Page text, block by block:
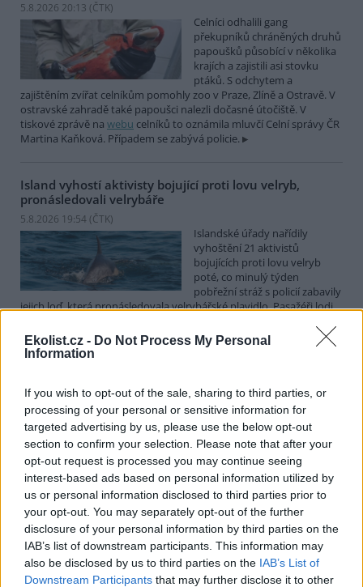
Ekolist.cz - Do Not Process My Personal
Information
If you wish to opt-out of the sale, sharing to third parties, or
processing of your personal or sensitive information for
targeted advertising by us, please use the below opt-out
section to confirm your selection. Please note that after your
opt-out request is processed you may continue seeing
interest-based ads based on personal information utilized by
us or personal information disclosed to third parties prior to
your opt-out. You may separately opt-out of the further
disclosure of your personal information by third parties on the
IAB’s list of downstream participants. This information may
also be disclosed by us to third parties on the IAB’s List of
Downstream Participants that may further disclose it to other
5.8.2026 20:13 (ČTK)
Celníci odhalili gang
překupníků chráněných druhů
papoušků působící v několika
krajích a zajistili asi stovku
ptáků. S odchytem a
zajištěním zvířat celníkům pomohly zoo v Praze, Zlíně a Ostravě. V
ostravské zahradě také papoušci nalezli dočasné útočiště. V
tiskové zprávě na webu celníků to oznámila mluvčí Celní správy ČR
Martina Kaňková. Případem se zabývá policie.
Island vyhostí aktivisty bojující proti lovu velryb,
pronásledovali velrybáře
5.8.2026 19:54 (ČTK)
Islandské úřady nařídily
vyhoštění 21 aktivistů
bojujících proti lovu velryb
poté, co minulý týden
pobřežní stráž s policií zabavily
jejich loď, která pronásledovala velrybářské plavidlo. Pasažéři lodi
Watsona jsou od té doby zadržováni v Reykjavíku. Sám Watson na
palubě nebyl. Píše o tom agentura AFP s odvoláním na islandskou
Záchranná stanice v Praze přijímá kvůli vedrům více
volně žijících zvířat
5.8.2026 17:40 | PRAHA (ČTK)
Kvůli vysokým letním
teplotám pracovníci pražské
záchranné stanice pro volně
žijící živočichy přijímají více
zvířat, nejčastěji
dehydratovaná a vysílená mláďata ptáků nebo veverek. ČTK to
sdělila mluvčí stanice Petra Fišerová. Během současné vlny veder
stanice denně ošetří desítky živočichů, při první letošní vlně horka
jich za jeden týden přijali rekordních 578.